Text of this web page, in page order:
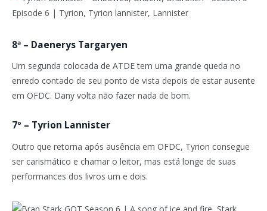
8ª – Daenerys Targaryen
Um segunda colocada de ATDE tem uma grande queda no
enredo contado de seu ponto de vista depois de estar ausente
em OFDC. Dany volta não fazer nada de bom.
7º – Tyrion Lannister
Outro que retorna após ausência em OFDC, Tyrion consegue
ser carismático e chamar o leitor, mas está longe de suas
performances dos livros um e dois.